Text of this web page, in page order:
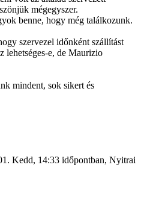
mégegyszer.
benne, hogy még találkozunk.
szervezel időnként szállítást
lehetséges-e, de Maurizio
mindent, sok sikert és
Kedd, 14:33 időpontban, Nyitrai